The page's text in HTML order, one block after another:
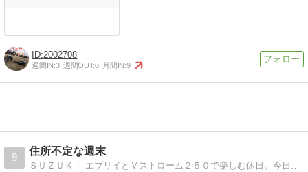
2002708
週間IN:3 週間OUT:0 月間IN:9
9
住所不定な週末
ＳＵＺＵＫＩ エブリイとＶストローム２５０で楽しむ休日。今日はどこでまったり過ごそうか。Since:2002.5.12